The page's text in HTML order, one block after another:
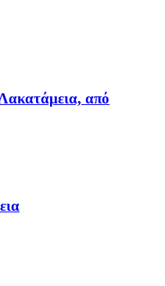
από